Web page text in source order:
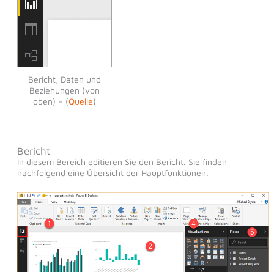
Bericht, Daten und
Beziehungen (von
oben) – (Quelle)
Bericht
In diesem Bereich editieren Sie den Bericht. Sie finden
nachfolgend eine Übersicht der Hauptfunktionen.